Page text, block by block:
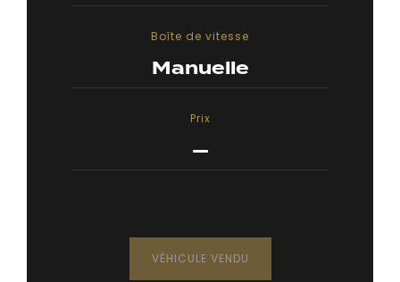
Boîte de vitesse
Manuelle
Prix
—
VÉHICULE VENDU